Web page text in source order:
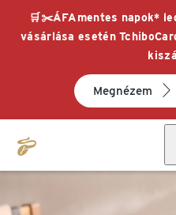
🛒✂️ÁFAmentes napok*
vásárlása esetén
Megnézem